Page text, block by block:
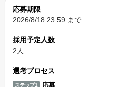
応募期限
2026/8/18 23:59 まで
採用予定人数
2人
選考プロセス
ステップ1 応募